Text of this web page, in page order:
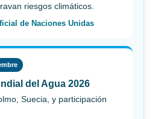
riesgos climáticos.
de Naciones Unidas
del Agua 2026
Suecia, y participación